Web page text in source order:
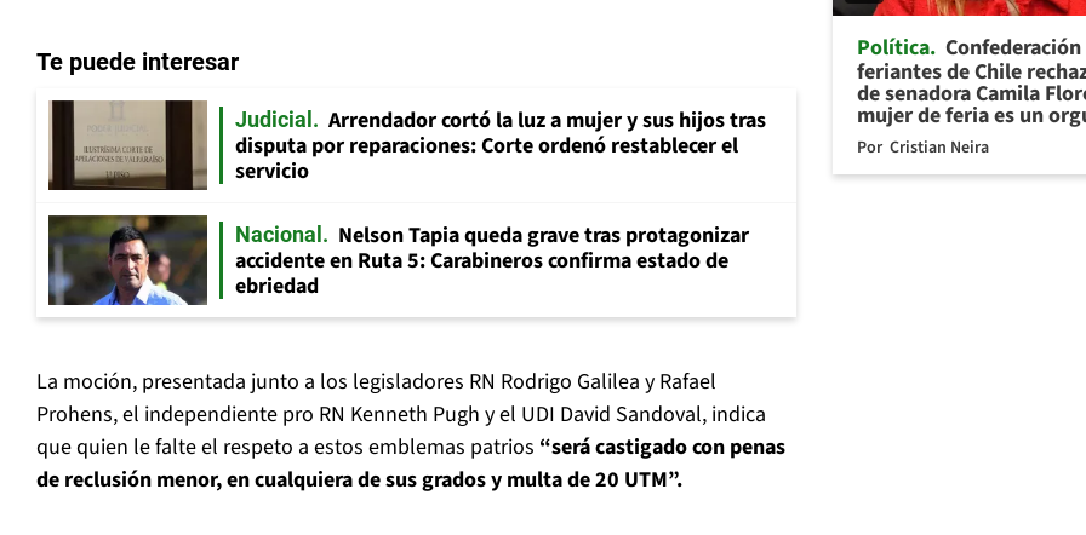
Te puede interesar
Judicial
Arrendador cortó la luz a mujer y sus hijos tras
disputa por reparaciones: Corte ordenó restablecer el
servicio
Nacional
Nelson Tapia queda grave tras protagonizar
accidente en Ruta 5: Carabineros confirma estado de
ebriedad
La moción, presentada junto a los legisladores RN Rodrigo Galilea y Rafael
Prohens, el independiente pro RN Kenneth Pugh y el UDI David Sandoval, indica
que quien le falte el respeto a estos emblemas patrios “será castigado con penas
de reclusión menor, en cualquiera de sus grados y multa de 20 UTM”.
Política Confederación
feriantes de Chile
de senadora Camila
mujer de feria es un
Por Cristian Neira